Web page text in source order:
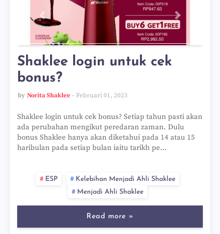
Shaklee login untuk cek
bonus?
by Norita Shaklee Februari 01, 2023
Shaklee login untuk cek bonus? Setiap tahun pasti akan
ada perubahan mengikut peredaran zaman. Dulu
bonus Shaklee hanya akan diketahui pada 14 atau 15
haribulan pada setiap bulan iaitu tarikh pe…
ESP
Kelebihan Menjadi Ahli Shaklee
Menjadi Ahli Shaklee
Read more »